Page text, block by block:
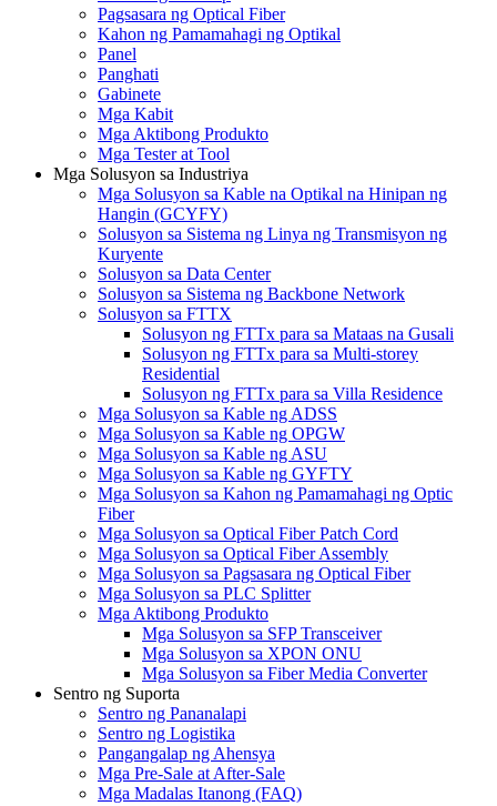
Pagsasara ng Optical Fiber
Kahon ng Pamamahagi ng Optikal
Panel
Panghati
Gabinete
Mga Kabit
Mga Aktibong Produkto
Mga Tester at Tool
Mga Solusyon sa Industriya
Mga Solusyon sa Kable na Optikal na Hinipan ng
Hangin (GCYFY)
Solusyon sa Sistema ng Linya ng Transmisyon ng
Kuryente
Solusyon sa Data Center
Solusyon sa Sistema ng Backbone Network
Solusyon sa FTTX
Solusyon ng FTTx para sa Mataas na Gusali
Solusyon ng FTTx para sa Multi-storey
Residential
Solusyon ng FTTx para sa Villa Residence
Mga Solusyon sa Kable ng ADSS
Mga Solusyon sa Kable ng OPGW
Mga Solusyon sa Kable ng ASU
Mga Solusyon sa Kable ng GYFTY
Mga Solusyon sa Kahon ng Pamamahagi ng Optic
Fiber
Mga Solusyon sa Optical Fiber Patch Cord
Mga Solusyon sa Optical Fiber Assembly
Mga Solusyon sa Pagsasara ng Optical Fiber
Mga Solusyon sa PLC Splitter
Mga Aktibong Produkto
Mga Solusyon sa SFP Transceiver
Mga Solusyon sa XPON ONU
Mga Solusyon sa Fiber Media Converter
Sentro ng Suporta
Sentro ng Pananalapi
Sentro ng Logistika
Pangangalap ng Ahensya
Mga Pre-Sale at After-Sale
Mga Madalas Itanong (FAQ)